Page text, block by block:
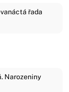
řada
Narozeniny